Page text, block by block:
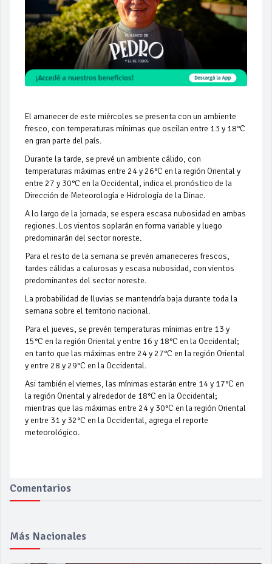
El amanecer de este miércoles se presenta con un ambiente
fresco, con temperaturas mínimas que oscilan entre 13 y 18°C
en gran parte del país.
Durante la tarde, se prevé un ambiente cálido, con
temperaturas máximas entre 24 y 26°C en la región Oriental y
entre 27 y 30°C en la Occidental, indica el pronóstico de la
Dirección de Meteorología e Hidrología de la Dinac.
A lo largo de la jornada, se espera escasa nubosidad en ambas
regiones. Los vientos soplarán en forma variable y luego
predominarán del sector noreste.
Para el resto de la semana se prevén amaneceres frescos,
tardes cálidas a calurosas y escasa nubosidad, con vientos
predominantes del sector noreste.
La probabilidad de lluvias se mantendría baja durante toda la
semana sobre el territorio nacional.
Para el jueves, se prevén temperaturas mínimas entre 13 y
15°C en la región Oriental y entre 16 y 18°C en la Occidental;
en tanto que las máximas entre 24 y 27°C en la región Oriental
y entre 28 y 29°C en la Occidental.
Asi también el viernes, las mínimas estarán entre 14 y 17°C en
la región Oriental y alrededor de 18°C en la Occidental;
mientras que las máximas entre 24 y 30°C en la región Oriental
y entre 31 y 32°C en la Occidental, agrega el reporte
meteorológico.
Comentarios
Más Nacionales